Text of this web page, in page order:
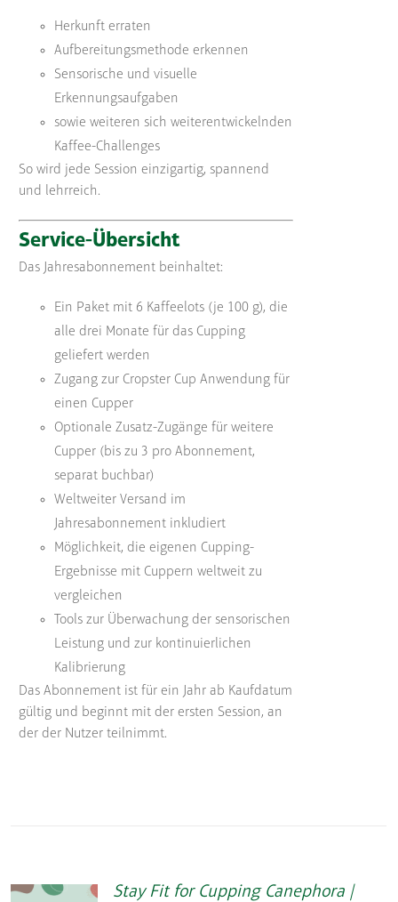
Herkunft erraten
Aufbereitungsmethode erkennen
Sensorische und visuelle
Erkennungsaufgaben
sowie weiteren sich weiterentwickelnden
Kaffee-Challenges
So wird jede Session einzigartig, spannend
und lehrreich.
Service-Übersicht
Das Jahresabonnement beinhaltet:
Ein Paket mit 6 Kaffeelots (je 100 g), die
alle drei Monate für das Cupping
geliefert werden
Zugang zur Cropster Cup Anwendung für
einen Cupper
Optionale Zusatz-Zugänge für weitere
Cupper (bis zu 3 pro Abonnement,
separat buchbar)
Weltweiter Versand im
Jahresabonnement inkludiert
Möglichkeit, die eigenen Cupping-
Ergebnisse mit Cuppern weltweit zu
vergleichen
Tools zur Überwachung der sensorischen
Leistung und zur kontinuierlichen
Kalibrierung
Das Abonnement ist für ein Jahr ab Kaufdatum
gültig und beginnt mit der ersten Session, an
der der Nutzer teilnimmt.
Stay Fit for Cupping Canephora |